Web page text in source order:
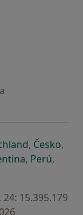
stránka
záložce
v nové záložce
se otevře v
, Českose
,
záložce
v nové
se otevře v
, Perúse
,
24: 15.395.179